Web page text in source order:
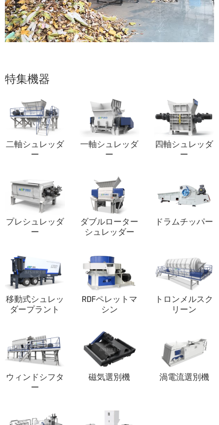
特集機器
二軸シュレッダ
ー
一軸シュレッダ
ー
四軸シュレッダ
ー
プレシュレッダ
ー
ダブルローター
シュレッダー
ドラムチッパー
移動式シュレッ
ダープラント
RDFペレットマ
シン
トロンメルスク
リーン
ウィンドシフタ
ー
磁気選別機 渦電流選別機